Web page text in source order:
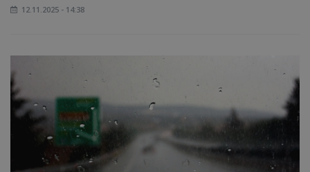
12.11.2025 - 14:38